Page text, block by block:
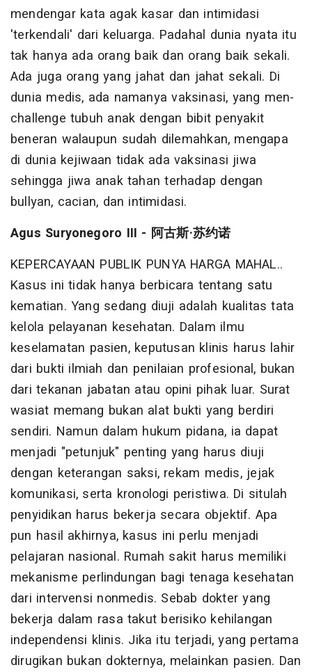
mendengar kata agak kasar dan intimidasi
'terkendali' dari keluarga. Padahal dunia nyata itu
tak hanya ada orang baik dan orang baik sekali.
Ada juga orang yang jahat dan jahat sekali. Di
dunia medis, ada namanya vaksinasi, yang men-
challenge tubuh anak dengan bibit penyakit
beneran walaupun sudah dilemahkan, mengapa
di dunia kejiwaan tidak ada vaksinasi jiwa
sehingga jiwa anak tahan terhadap dengan
bullyan, cacian, dan intimidasi.
Agus Suryonegoro III - 阿古斯·苏约诺
KEPERCAYAAN PUBLIK PUNYA HARGA MAHAL..
Kasus ini tidak hanya berbicara tentang satu
kematian. Yang sedang diuji adalah kualitas tata
kelola pelayanan kesehatan. Dalam ilmu
keselamatan pasien, keputusan klinis harus lahir
dari bukti ilmiah dan penilaian profesional, bukan
dari tekanan jabatan atau opini pihak luar. Surat
wasiat memang bukan alat bukti yang berdiri
sendiri. Namun dalam hukum pidana, ia dapat
menjadi "petunjuk" penting yang harus diuji
dengan keterangan saksi, rekam medis, jejak
komunikasi, serta kronologi peristiwa. Di situlah
penyidikan harus bekerja secara objektif. Apa
pun hasil akhirnya, kasus ini perlu menjadi
pelajaran nasional. Rumah sakit harus memiliki
mekanisme perlindungan bagi tenaga kesehatan
dari intervensi nonmedis. Sebab dokter yang
bekerja dalam rasa takut berisiko kehilangan
independensi klinis. Jika itu terjadi, yang pertama
dirugikan bukan dokternya, melainkan pasien. Dan